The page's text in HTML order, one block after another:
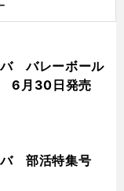
バ バレーボール
6月30日発売
バ 部活特集号